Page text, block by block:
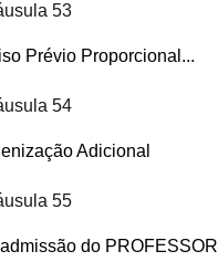
53
Prévio Proporcional...
54
Adicional
55
do PROFESSOR